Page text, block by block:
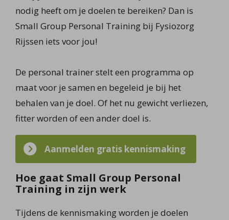
nodig heeft om je doelen te bereiken? Dan is
Small Group Personal Training bij Fysiozorg
Rijssen iets voor jou!
De personal trainer stelt een programma op
maat voor je samen en begeleid je bij het
behalen van je doel. Of het nu gewicht verliezen,
fitter worden of een ander doel is.
Aanmelden gratis kennismaking
Hoe gaat Small Group Personal
Training in zijn werk
Tijdens de kennismaking worden je doelen